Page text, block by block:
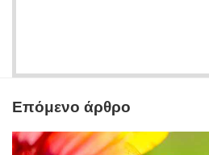
Επόμενο άρθρο